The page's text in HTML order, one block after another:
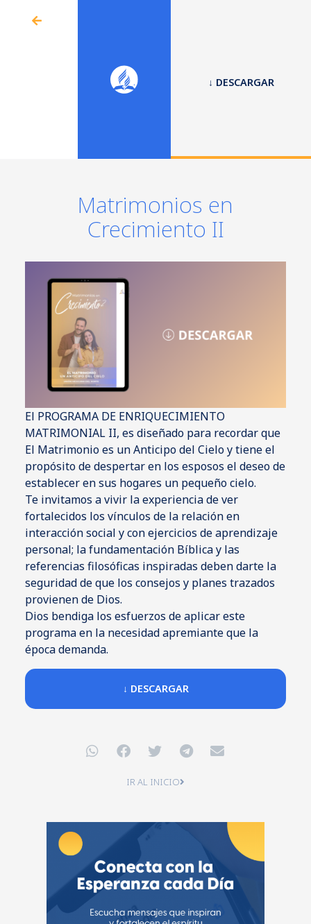
↓ DESCARGAR
Matrimonios en
Crecimiento II
El PROGRAMA DE ENRIQUECIMIENTO
MATRIMONIAL II, es diseñado para recordar que
El Matrimonio es un Anticipo del Cielo y tiene el
propósito de despertar en los esposos el deseo de
establecer en sus hogares un pequeño cielo.
Te invitamos a vivir la experiencia de ver
fortalecidos los vínculos de la relación en
interacción social y con ejercicios de aprendizaje
personal; la fundamentación Bíblica y las
referencias filosóficas inspiradas deben darte la
seguridad de que los consejos y planes trazados
provienen de Dios.
Dios bendiga los esfuerzos de aplicar este
programa en la necesidad apremiante que la
época demanda.
↓ DESCARGAR
IR AL INICIO